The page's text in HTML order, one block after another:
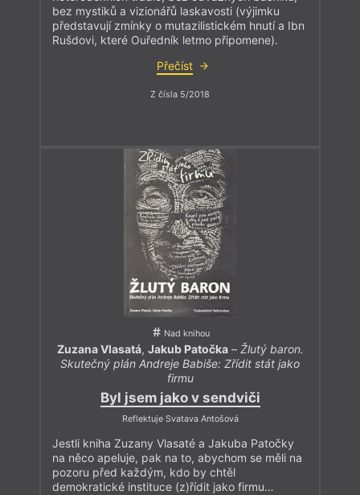
bez mystiků a vizionářů laskavosti (výjimku
představují zmínky o mutazilistickém hnutí a Ibn
Rušdovi, které Ouředník letmo připomene).
Přečíst
Z čísla 5/2018
Nad knihou
Zuzana Vlasatá, Jakub Patočka– Žlutý baron.
Skutečný plán Andreje Babiše: Zřídit stát jako
firmu
Byl jsem jako v sendviči
Reflektuje Svatava Antošová
Jestli kniha Zuzany Vlasaté a Jakuba Patočky
na něco apeluje, pak na to, abychom se měli na
pozoru před každým, kdo by chtěl
demokratické instituce (z)řídit jako firmu…